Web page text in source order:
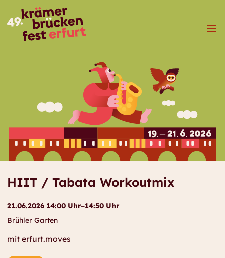
Menü
HIIT / Tabata Workoutmix
21.06.2026 14:00 Uhr–14:50 Uhr
Brühler Garten
mit erfurt.moves